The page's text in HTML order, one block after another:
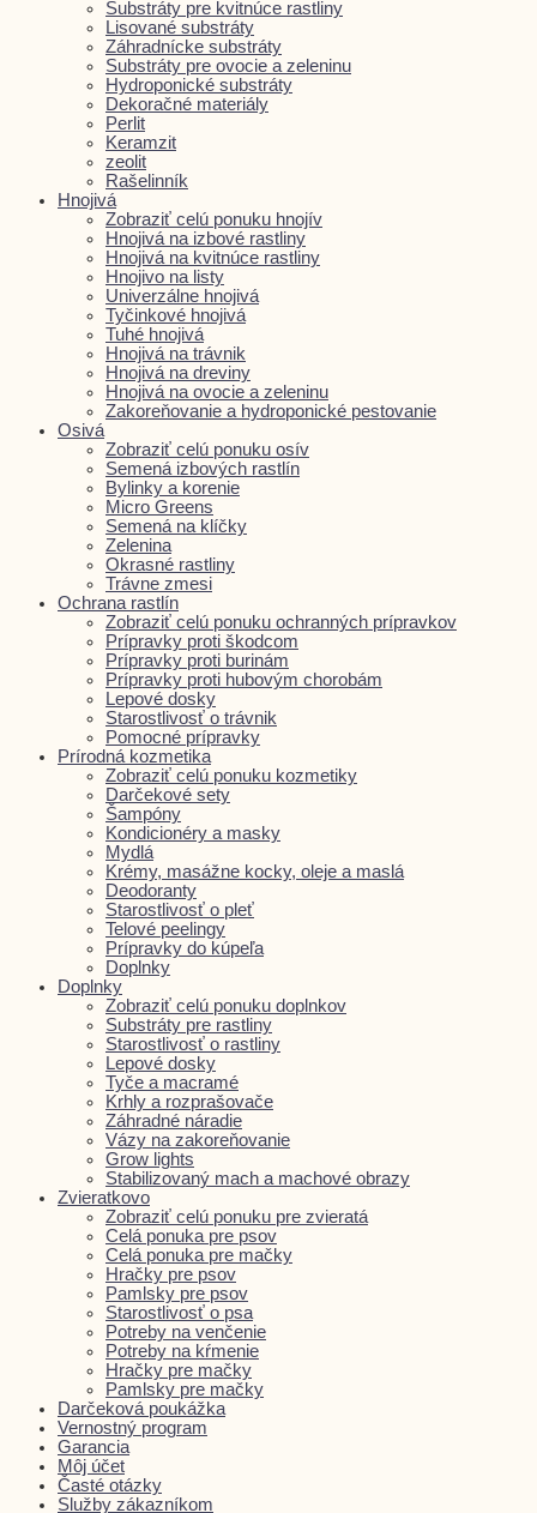
Substráty pre kvitnúce rastliny
Lisované substráty
Záhradnícke substráty
Substráty pre ovocie a zeleninu
Hydroponické substráty
Dekoračné materiály
Perlit
Keramzit
zeolit
Rašelinník
Hnojivá
Zobraziť celú ponuku hnojív
Hnojivá na izbové rastliny
Hnojivá na kvitnúce rastliny
Hnojivo na listy
Univerzálne hnojivá
Tyčinkové hnojivá
Tuhé hnojivá
Hnojivá na trávnik
Hnojivá na dreviny
Hnojivá na ovocie a zeleninu
Zakoreňovanie a hydroponické pestovanie
Osivá
Zobraziť celú ponuku osív
Semená izbových rastlín
Bylinky a korenie
Micro Greens
Semená na klíčky
Zelenina
Okrasné rastliny
Trávne zmesi
Ochrana rastlín
Zobraziť celú ponuku ochranných prípravkov
Prípravky proti škodcom
Prípravky proti burinám
Prípravky proti hubovým chorobám
Lepové dosky
Starostlivosť o trávnik
Pomocné prípravky
Prírodná kozmetika
Zobraziť celú ponuku kozmetiky
Darčekové sety
Šampóny
Kondicionéry a masky
Mydlá
Krémy, masážne kocky, oleje a maslá
Deodoranty
Starostlivosť o pleť
Telové peelingy
Prípravky do kúpeľa
Doplnky
Doplnky
Zobraziť celú ponuku doplnkov
Substráty pre rastliny
Starostlivosť o rastliny
Lepové dosky
Tyče a macramé
Krhly a rozprašovače
Záhradné náradie
Vázy na zakoreňovanie
Grow lights
Stabilizovaný mach a machové obrazy
Zvieratkovo
Zobraziť celú ponuku pre zvieratá
Celá ponuka pre psov
Celá ponuka pre mačky
Hračky pre psov
Pamlsky pre psov
Starostlivosť o psa
Potreby na venčenie
Potreby na kŕmenie
Hračky pre mačky
Pamlsky pre mačky
Darčeková poukážka
Vernostný program
Garancia
Môj účet
Časté otázky
Služby zákazníkom